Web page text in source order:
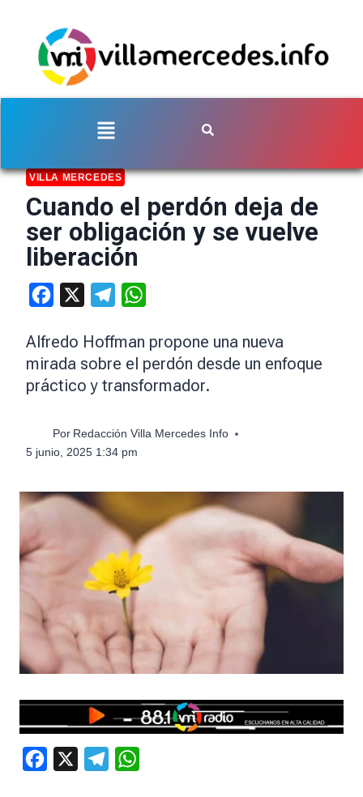
VILLA MERCEDES
Cuando el perdón deja de
ser obligación y se vuelve
liberación
Facebook Telegram
Alfredo Hoffman propone una nueva
mirada sobre el perdón desde un enfoque
práctico y transformador.
Por Redacción Villa Mercedes Info
5 junio, 2025 1:34 pm